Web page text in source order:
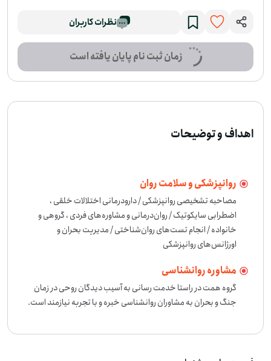
نظرات کاربران
زمان ثبت نام پایان یافته است
اهداف و توضیحات
روانپزشکی و سلامت روان
مصاحبه تشخیصی روانپزشکی / دارودرمانی اختلالات خلقی ،
اضطرابی سایکوتیک / روان‌درمانی و مشاوره‌های فردی ، گروهی و
خانواده / انجام تست‌های روان‌شناختی / مدیریت بحران و
اورژانس‌های روانپزشکی
مشاوره روانشناسی
گروه همت در راستا خدمت رسانی به آسیب دیدگان روحی در زمان
جنگ و بحران به مشاوران روانشناسی خبره و با تجربه نیازمند است.